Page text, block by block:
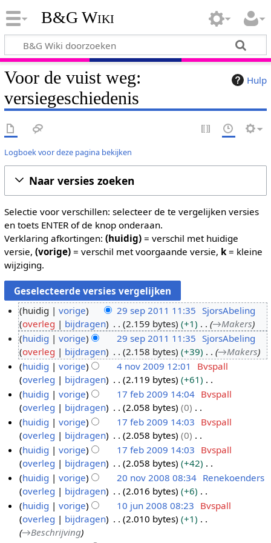
B&G Wiki
Hulp
Voor de vuist weg:
versiegeschiedenis
Logboek voor deze pagina bekijken
Naar versies zoeken
Selectie voor verschillen: selecteer de te vergelijken versies
en toets ENTER of de knop onderaan.
Verklaring afkortingen: (huidig)= verschil met huidige
versie, (vorige)= verschil met voorgaande versie, k= kleine
wijziging.
9
e
2
1
huidig vorige 29 sep 2011 11:35 SjorsAbeling
overleg
bijdragen 2.159 bytes +1 →Makers
huidig
vorige 29 sep 2011 11:35 SjorsAbeling
overleg
bijdragen 2.158 bytes +39 →Makers
n
v
0
9
huidig vorige 4 nov 2009 12:01
Bvspall
overleg
bijdragen 2.119 bytes
+61
G
e
e
n
b
e
w
e
r
k
i
n
7
e
2
0
huidig vorige 17 feb 2009 14:04 Bvspall
overleg
bijdragen 2.058 bytes
0
G
e
e
n
b
e
w
e
r
k
huidig vorige 17 feb 2009 14:03 Bvspall
overleg
bijdragen 2.058 bytes
0
G
e
e
n
b
e
w
huidig vorige 17 feb 2009 14:03 Bvspall
overleg
bijdragen 2.058 bytes
+42
G
e
e
n
b
0
huidig vorige 20 nov 2008 08:34 Renekoenders
overleg
bijdragen 2.016 bytes
+6
G
e
e
huidig vorige 10 jun 2008 08:23 Bvspall
overleg
bijdragen 2.010 bytes
+1
→Beschrijving